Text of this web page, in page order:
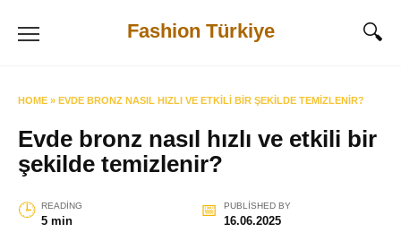
Fashion Türkiye
HOME » EVDE BRONZ NASIL HIZLI VE ETKILI BIR ŞEKILDE TEMIZLENIR?
Evde bronz nasıl hızlı ve etkili bir
şekilde temizlenir?
READING
5 min
PUBLISHED BY
16.06.2025